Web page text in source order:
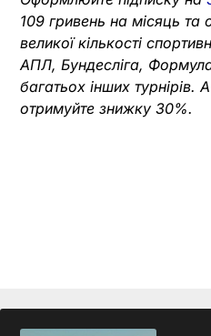
109 гривень на місяць та
великої кількості
АПЛ, Бундесліга,
багатьох інших
отримуйте знижку 30%.